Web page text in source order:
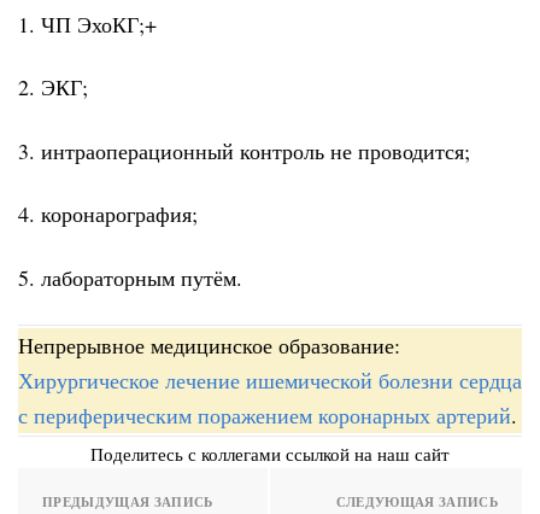
1. ЧП ЭхоКГ;+
2. ЭКГ;
3. интраоперационный контроль не проводится;
4. коронарография;
5. лабораторным путём.
Непрерывное медицинское образование:
Хирургическое лечение ишемической болезни сердца
с периферическим поражением коронарных артерий.
Поделитесь с коллегами ссылкой на наш сайт
ПРЕДЫДУЩАЯ ЗАПИСЬ СЛЕДУЮЩАЯ ЗАПИСЬ